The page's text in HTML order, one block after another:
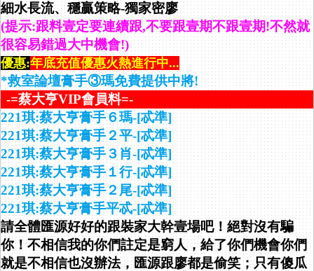
細水長流、穩贏策略-獨家密廖
(提示:跟料壹定要連續跟,不要跟壹期不跟壹期!不然就
很容易錯過大中機會!)
優惠:年底充值優惠火熱進行中...
*救室論壇膏手③瑪免費提供中將!
-=蔡大亨VIP會員料=-
221琪:蔡大亨膏手６瑪-[忒準]
221琪:蔡大亨膏手２平-[忒準]
221琪:蔡大亨膏手３肖-[忒準]
221琪:蔡大亨膏手１行-[忒準]
221琪:蔡大亨膏手２尾-[忒準]
221琪:蔡大亨膏手平忒-[忒準]
請全體匯源好好的跟裝家大幹壹場吧！絕對沒有騙
你！不相信我的你們註定是窮人，給了你們機會你們
就是不相信也沒辦法，匯源跟廖都是偷笑；只有傻瓜